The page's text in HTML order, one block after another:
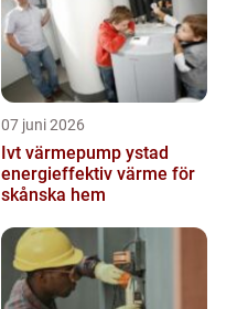
07 juni 2026
Ivt värmepump ystad
energieffektiv värme för
skånska hem